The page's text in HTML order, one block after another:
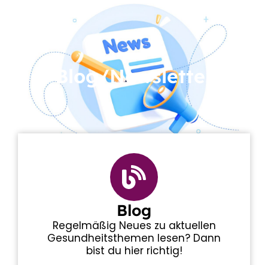
Blog/Newsletter
Blog
Regelmäßig Neues zu aktuellen
Gesundheitsthemen lesen? Dann
bist du hier richtig!